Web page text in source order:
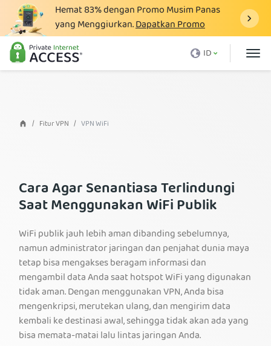
Hemat83%dengan Promo Musim Panas
yang Menggiurkan.Dapatkan Promo
ID
Apa itu VPN
Mengapa harus PIA
Manfaat VPN
Blog
Login
Dapatkan VPN PIA
Fitur VPN VPN WiFi
Cara Agar Senantiasa Terlindungi
Saat Menggunakan WiFi Publik
WiFi publik jauh lebih aman dibanding sebelumnya,
namun administrator jaringan dan penjahat dunia maya
tetap bisa mengakses beragam informasi dan
mengambil data Anda saat hotspot WiFi yang digunakan
tidak aman. Dengan menggunakan VPN, Anda bisa
mengenkripsi, merutekan ulang, dan mengirim data
kembali ke destinasi awal, sehingga tidak akan ada yang
bisa memata-matai lalu lintas jaringan Anda.